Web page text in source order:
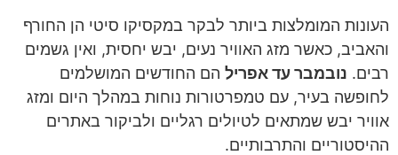
העונות המומלצות ביותר לבקר במקסיקו סיטי הן החורף
והאביב, כאשר מזג האוויר נעים, יבש יחסית, ואין גשמים
רבים. נובמבר עד אפריל הם החודשים המושלמים
לחופשה בעיר, עם טמפרטורות נוחות במהלך היום ומזג
אוויר יבש שמתאים לטיולים רגליים ולביקור באתרים
ההיסטוריים והתרבותיים.